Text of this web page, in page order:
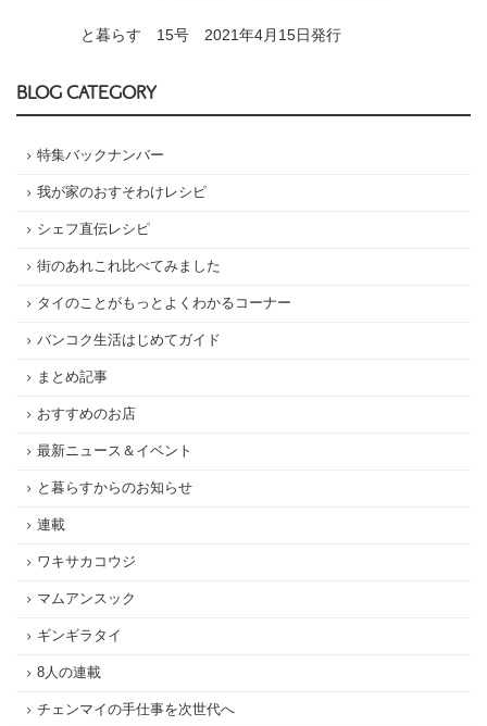
と暮らす 15号 2021年4月15日発行
BLOG CATEGORY
特集バックナンバー
我が家のおすそわけレシピ
シェフ直伝レシピ
街のあれこれ比べてみました
タイのことがもっとよくわかるコーナー
バンコク生活はじめてガイド
まとめ記事
おすすめのお店
最新ニュース＆イベント
と暮らすからのお知らせ
連載
ワキサカコウジ
マムアンスック
ギンギラタイ
8人の連載
チェンマイの手仕事を次世代へ